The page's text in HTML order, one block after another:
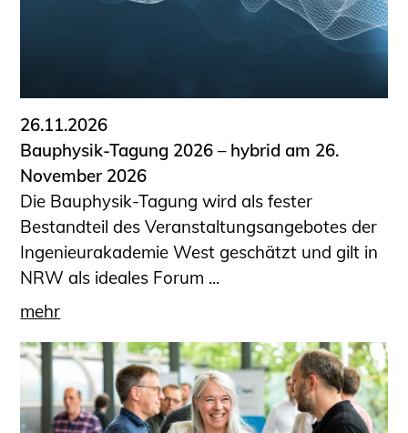
26.11.2026
Bauphysik-Tagung 2026 – hybrid am 26.
November 2026
Die Bauphysik-Tagung wird als fester
Bestandteil des Veranstaltungsangebotes der
Ingenieurakademie West geschätzt und gilt in
NRW als ideales Forum ...
mehr